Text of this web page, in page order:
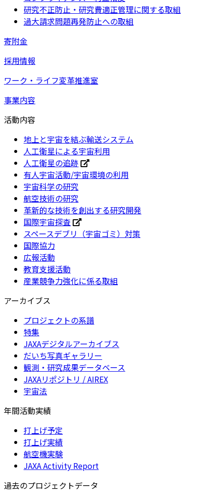
研究不正防止・研究費適正管理に関する取組
過大請求問題再発防止への取組
寄附金
採用情報
ワーク・ライフ変革推進室
事業内容
活動内容
地上と宇宙を結ぶ輸送システム
人工衛星による宇宙利用
人工衛星の追跡
有人宇宙活動/宇宙環境の利用
宇宙科学の研究
航空技術の研究
革新的な技術を創出する研究開発
国際宇宙探査
スペースデブリ（宇宙ゴミ）対策
国際協力
広報活動
教育支援活動
産業競争力強化に係る取組
アーカイブス
プロジェクトの系譜
特集
JAXAデジタルアーカイブス
だいち写真ギャラリー
観測・研究成果データベース
JAXAリポジトリ / AIREX
宇宙法
年間活動実績
打上げ予定
打上げ実績
航空機実験
JAXA Activity Report
過去のプロジェクトデータ